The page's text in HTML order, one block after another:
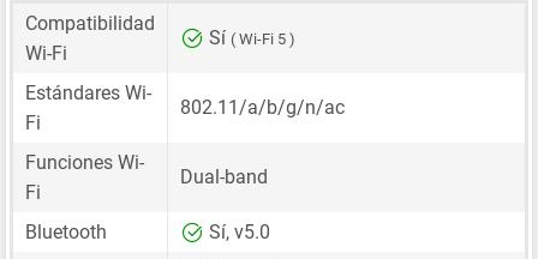
Compatibilidad
Wi-Fi
Sí ( Wi-Fi 5 )
Estándares Wi-
Fi
802.11/a/b/g/n/ac
Funciones Wi-
Fi
Dual-band
Bluetooth Sí, v5.0